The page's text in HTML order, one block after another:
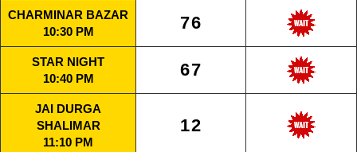
CHARMINAR BAZAR
10:30 PM
76
STAR NIGHT
10:40 PM
67
JAI DURGA
SHALIMAR
11:10 PM
12